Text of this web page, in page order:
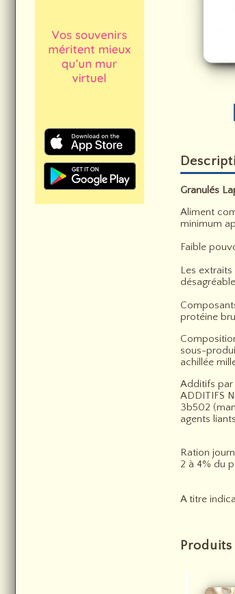
Granulés
Aliment
minimum
Faible
Les
protéine
sous-
achillée
Additifs par
ADDITIFS
3b502
agents
Ration
2 à 4% du
A titre